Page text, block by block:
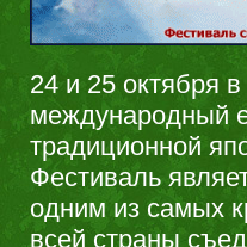
24 и 25 октября в
международный
традиционной
Фестиваль
одним из самых
всей страны